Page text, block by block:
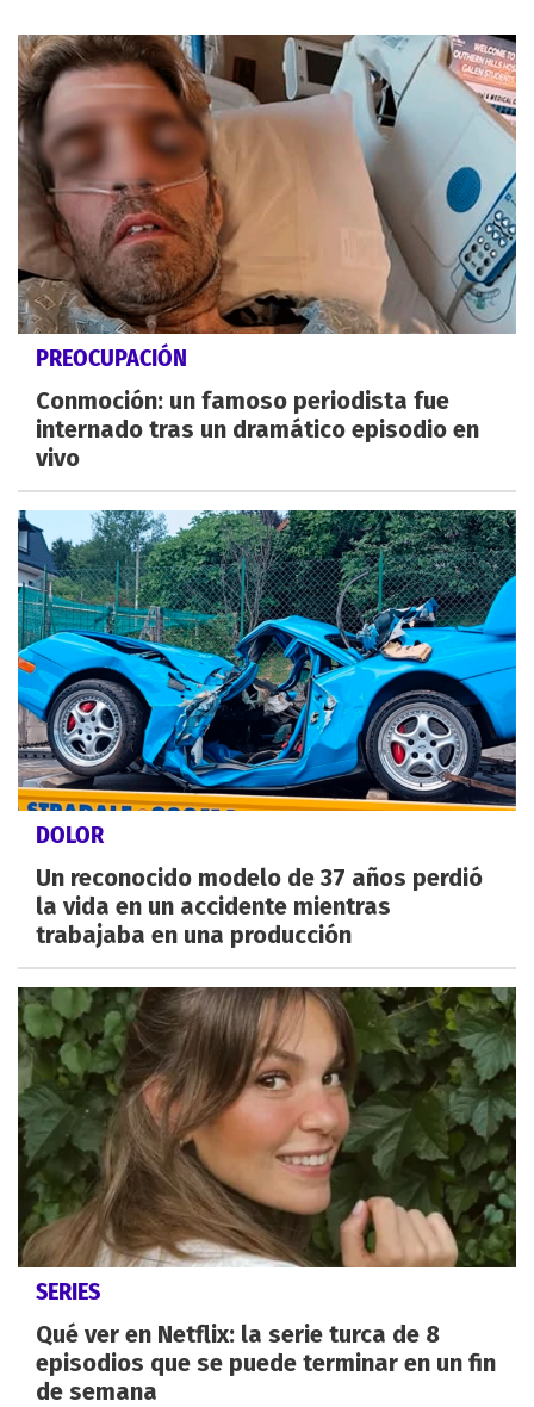
PREOCUPACIÓN
Conmoción: un famoso periodista fue
internado tras un dramático episodio en
vivo
DOLOR
Un reconocido modelo de 37 años perdió
la vida en un accidente mientras
trabajaba en una producción
SERIES
Qué ver en Netflix: la serie turca de 8
episodios que se puede terminar en un fin
de semana